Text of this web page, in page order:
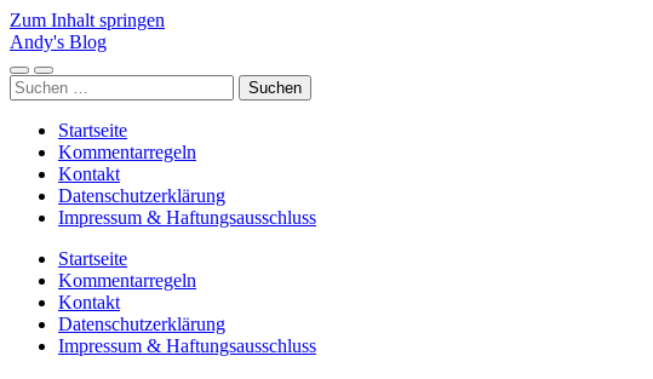
Zum Inhalt springen
Andy's Blog
Mobile-
Menü
Suchfeld
ein-/ausblenden
Suchen
nach:
Startseite
Kommentarregeln
Kontakt
Datenschutzerklärung
Impressum & Haftungsausschluss
Startseite
Kommentarregeln
Kontakt
Datenschutzerklärung
Impressum & Haftungsausschluss